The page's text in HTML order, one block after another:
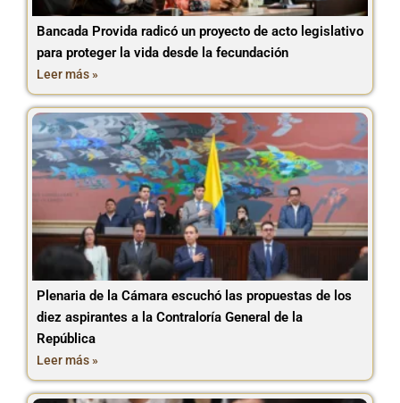
Bancada Provida radicó un proyecto de acto legislativo
para proteger la vida desde la fecundación
Leer más »
Plenaria de la Cámara escuchó las propuestas de los
diez aspirantes a la Contraloría General de la
República
Leer más »